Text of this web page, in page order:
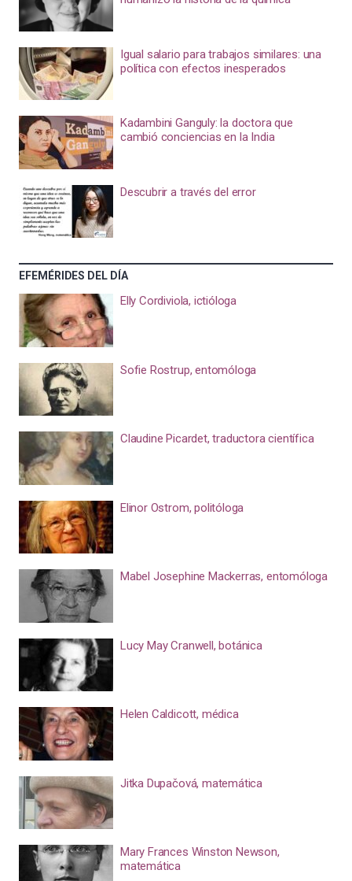
Igual salario para trabajos similares: una
política con efectos inesperados
Kadambini Ganguly: la doctora que
cambió conciencias en la India
Descubrir a través del error
EFEMÉRIDES DEL DÍA
Elly Cordiviola, ictióloga
Sofie Rostrup, entomóloga
Claudine Picardet, traductora científica
Elinor Ostrom, politóloga
Mabel Josephine Mackerras, entomóloga
Lucy May Cranwell, botánica
Helen Caldicott, médica
Jitka Dupačová, matemática
Mary Frances Winston Newson,
matemática